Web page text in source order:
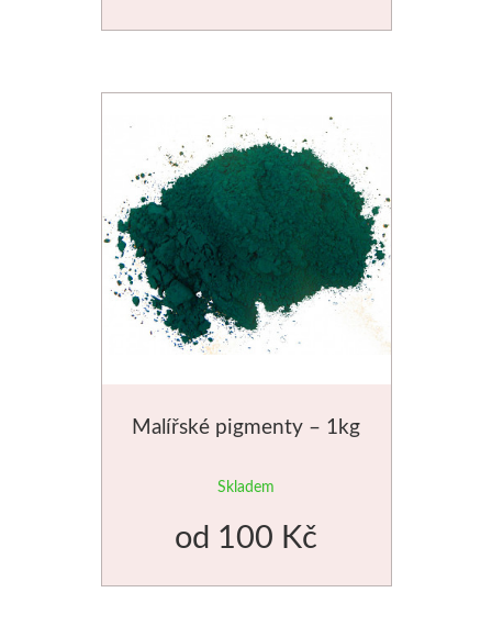
Řezbářská dláta
Rydla
Umton
Olej
Malířské pigmenty – 1kg
Skladem
od 100 Kč